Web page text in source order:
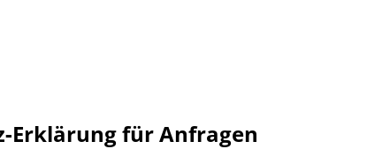
Erklärung für Anfragen